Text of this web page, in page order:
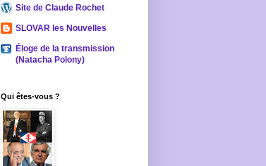
Site de Claude Rochet
SLOVAR les Nouvelles
Éloge de la transmission
(Natacha Polony)
Qui êtes-vous ?